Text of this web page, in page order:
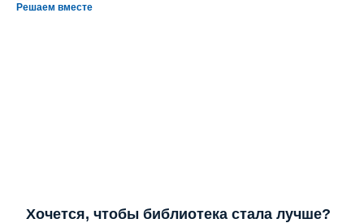
Решаем вместе
Хочется, чтобы библиотека стала лучше?